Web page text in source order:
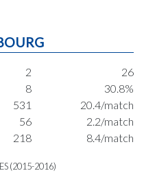
2
26
8
30.8%
531
20.4/match
56
2.2/match
218 8.4/match
(2015-2016)